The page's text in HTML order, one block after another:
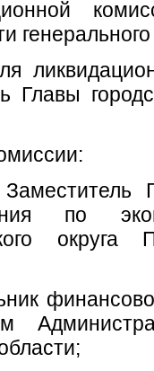
по
округа